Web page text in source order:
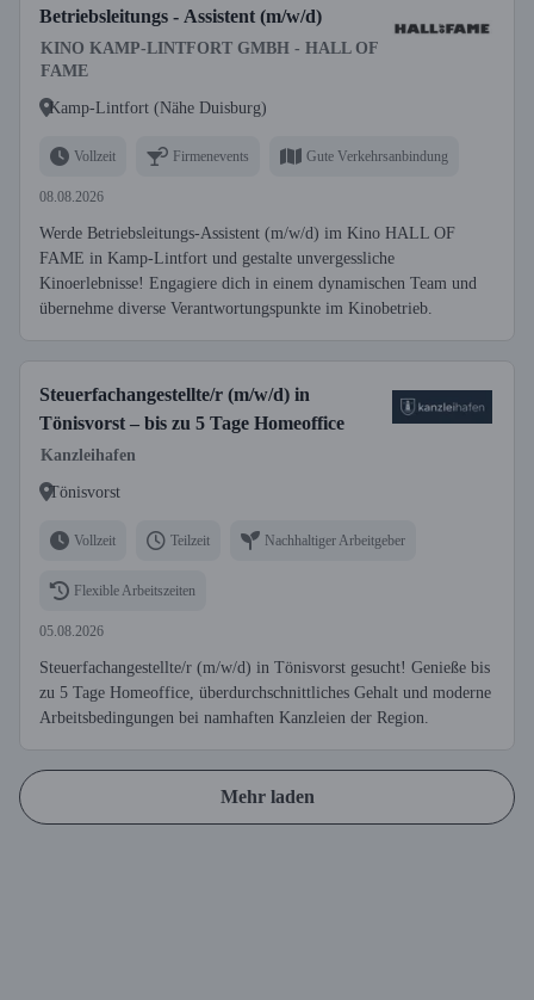
Betriebsleitungs - Assistent (m/w/d)
KINO KAMP-LINTFORT GMBH - HALL OF
FAME
Kamp-Lintfort (Nähe Duisburg)
Vollzeit Firmenevents Gute Verkehrsanbindung
08.08.2026
Werde Betriebsleitungs-Assistent (m/w/d) im Kino HALL OF
FAME in Kamp-Lintfort und gestalte unvergessliche
Kinoerlebnisse! Engagiere dich in einem dynamischen Team und
übernehme diverse Verantwortungspunkte im Kinobetrieb.
Steuerfachangestellte/r (m/w/d) in
Tönisvorst – bis zu 5 Tage Homeoffice
Kanzleihafen
Tönisvorst
Vollzeit Teilzeit Nachhaltiger Arbeitgeber
Flexible Arbeitszeiten
05.08.2026
Steuerfachangestellte/r (m/w/d) in Tönisvorst gesucht! Genieße bis
zu 5 Tage Homeoffice, überdurchschnittliches Gehalt und moderne
Arbeitsbedingungen bei namhaften Kanzleien der Region.
Mehr laden